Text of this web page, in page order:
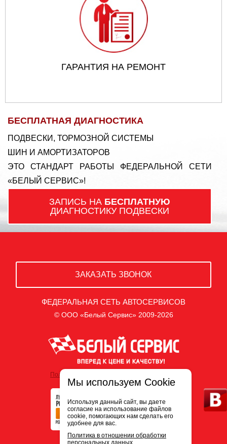
ГАРАНТИЯ НА РЕМОНТ
БЕСПЛАТНАЯ ДИАГНОСТИКА
ПОДВЕСКИ, ТОРМОЗНОЙ СИСТЕМЫ
ШИН И АМОРТИЗАТОРОВ
ЭТО СТАНДАРТ РАБОТЫ ФЕДЕРАЛЬНОЙ СЕТИ
«БЕЛЫЙ СЕРВИС»!
ЗАПИСЬ НА БЕСПЛАТНУЮ
ДИАГНОСТИКУ ПОДВЕСКИ
ЗАКАЗАТЬ ЗВОНОК
ФЕДЕРАЛЬНАЯ СЕТЬ АВТОСЕРВИСОВ
© ООО «Белый Сервис» 2009-2026
Политика обработки персональных данных
Мы используем Cookie
Используя данный сайт, вы даете
согласие на использование файлов
cookie, помогающих нам сделать его
удобнее для вас.
Политика в отношении обработки
персональных данных